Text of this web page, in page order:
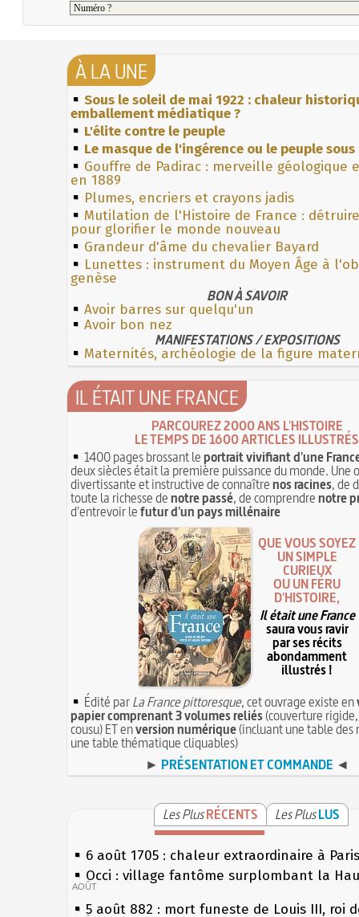
À LA UNE
Sous le soleil de mai 1922 : chaleur
emballement médiatique ?
L'élite contre le peuple
Le masque de l'ingérence ou le peuple
Gouffre de Padirac : merveille géologique
en 1889
Plumes, encriers et crayons jadis
Mutilation de l'Histoire de France :
pour glorifier le monde nouveau
Grandeur d'âme du chevalier Bayard
Lunettes : instrument du Moyen Âge à
genèse
BON À SAVOIR
Avoir barres sur quelqu'un
Avoir bon nez
MANIFESTATIONS / EXPOSITIONS
Maternités, archéologie de la figure
IL ÉTAIT UNE FRANCE
PARCOUREZ 2000 ANS L'HISTOIRE
LE TEMPS DE 1600 ARTICLES ILLUSTRÉS
1400 pages brossant leportrait vivifiant d'une
deux siècles était la première puissance du monde. Une
divertissante et instructive de connaîtrenos racines, de
toute la richesse denotre passé, de comprendrenotre
d'entrevoir lefutur d'un pays millénaire
QUE VOUS SOYEZ
UN SIMPLE
CURIEUX
OU UN FÉRU
D'HISTOIRE,
Il était une France
saura vous ravir
par ses récits
abondamment
illustrés !
Édité parLa France pittoresque, cet ouvrage existe en
papier comprenant 3 volumes reliés(couverture
cousu) ET enversion numérique(incluant une table des
une table thématique cliquables)
► PRÉSENTATION ET COMMANDE ◄
Les PlusRÉCENTS Les PlusLUS
6 août 1705 : chaleur extraordinaire à Paris
Occi : village fantôme surplombant la
AOÛT
5 août 882 : mort funeste de Louis III, roi